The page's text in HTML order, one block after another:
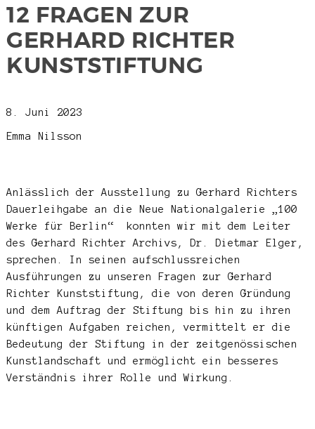
12 FRAGEN ZUR
GERHARD RICHTER
KUNSTSTIFTUNG
8. Juni 2023
Emma Nilsson
Anlässlich der Ausstellung zu Gerhard Richters
Dauerleihgabe an die Neue Nationalgalerie „100
Werke für Berlin“ konnten wir mit dem Leiter
des Gerhard Richter Archivs, Dr. Dietmar Elger,
sprechen. In seinen aufschlussreichen
Ausführungen zu unseren Fragen zur Gerhard
Richter Kunststiftung, die von deren Gründung
und dem Auftrag der Stiftung bis hin zu ihren
künftigen Aufgaben reichen, vermittelt er die
Bedeutung der Stiftung in der zeitgenössischen
Kunstlandschaft und ermöglicht ein besseres
Verständnis ihrer Rolle und Wirkung.